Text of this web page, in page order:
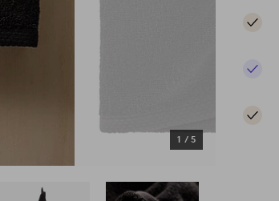
1 / 5